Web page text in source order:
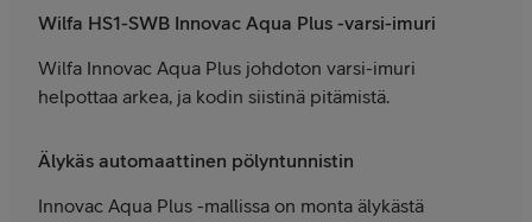
Wilfa HS1-SWB Innovac Aqua Plus -varsi-imuri
Wilfa Innovac Aqua Plus johdoton varsi-imuri
helpottaa arkea, ja kodin siistinä pitämistä.
Älykäs automaattinen pölyntunnistin
Innovac Aqua Plus -mallissa on monta älykästä